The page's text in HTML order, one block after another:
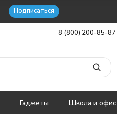
Подписаться
8 (800) 200-85-87
Гаджеты Школа и офис